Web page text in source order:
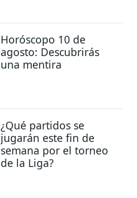
Horóscopo 10 de
agosto: Descubrirás
una mentira
¿Qué partidos se
jugarán este fin de
semana por el torneo
de la Liga?